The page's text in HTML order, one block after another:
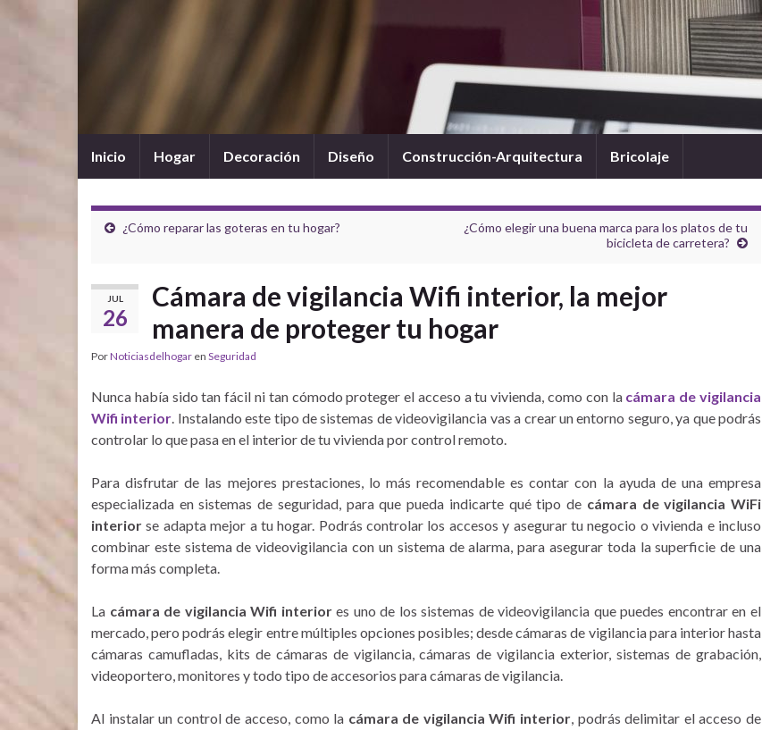
Inicio Hogar Decoración Diseño Construcción-Arquitectura Bricolaje
¿Cómo reparar las goteras en tu hogar?
¿Cómo elegir una buena marca para los platos de tu
bicicleta de carretera?
JUL
26
Cámara de vigilancia Wifi interior, la mejor
manera de proteger tu hogar
PorNoticiasdelhogar en Seguridad
Nunca había sido tan fácil ni tan cómodo proteger el acceso a tu vivienda, como con la cámara de vigilancia
Wifi interior. Instalando este tipo de sistemas de videovigilancia vas a crear un entorno seguro, ya que podrás
controlar lo que pasa en el interior de tu vivienda por control remoto.
Para disfrutar de las mejores prestaciones, lo más recomendable es contar con la ayuda de una empresa
especializada en sistemas de seguridad, para que pueda indicarte qué tipo de cámara de vigilancia WiFi
interior se adapta mejor a tu hogar. Podrás controlar los accesos y asegurar tu negocio o vivienda e incluso
combinar este sistema de videovigilancia con un sistema de alarma, para asegurar toda la superficie de una
forma más completa.
La cámara de vigilancia Wifi interiores uno de los sistemas de videovigilancia que puedes encontrar en el
mercado, pero podrás elegir entre múltiples opciones posibles; desde cámaras de vigilancia para interior hasta
cámaras camufladas, kits de cámaras de vigilancia, cámaras de vigilancia exterior, sistemas de grabación,
videoportero, monitores y todo tipo de accesorios para cámaras de vigilancia.
Al instalar un control de acceso, como la cámara de vigilancia Wifi interior, podrás delimitar el acceso de